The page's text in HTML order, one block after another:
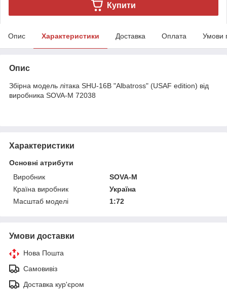
Купити
Опис Характеристики Доставка Оплата Умови
Опис
Збірна модель літака SHU-16B "Albatross" (USAF edition) від
виробника SOVA-M 72038
Характеристики
Основні атрибути
Виробник
SOVA-M
Країна виробник
Україна
Масштаб моделі
1:72
Умови доставки
Нова Пошта
Самовивіз
Доставка кур'єром